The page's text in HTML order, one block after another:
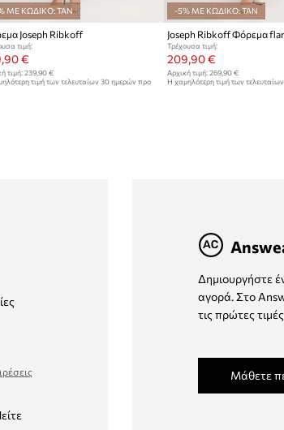
ΜΕ ΚΩΔΙΚΟ: TAN
Joseph Ribkoff
τιμή:
€
τιμή: 239,90 €
τιμή των τελευταίων 30 ημερών προ
-5% ΜΕ ΚΩΔΙΚΟ: TAN
Joseph Ribkoff Φόρεμα
Τρέχουσα τιμή:
209,90 €
Αρχική τιμή: 269,90 €
Η χαμηλότερη τιμή των
Δημιουργήστε
αγορά. Στο
τις πρώτες
Μάθετε